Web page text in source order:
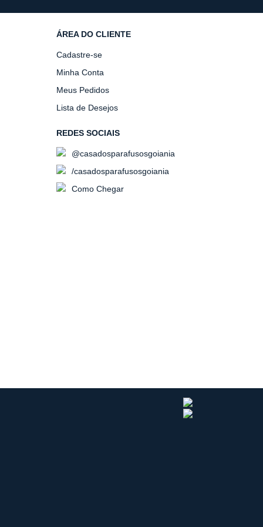
ÁREA DO CLIENTE
Cadastre-se
Minha Conta
Meus Pedidos
Lista de Desejos
REDES SOCIAIS
@casadosparafusosgoiania
/casadosparafusosgoiania
Como Chegar